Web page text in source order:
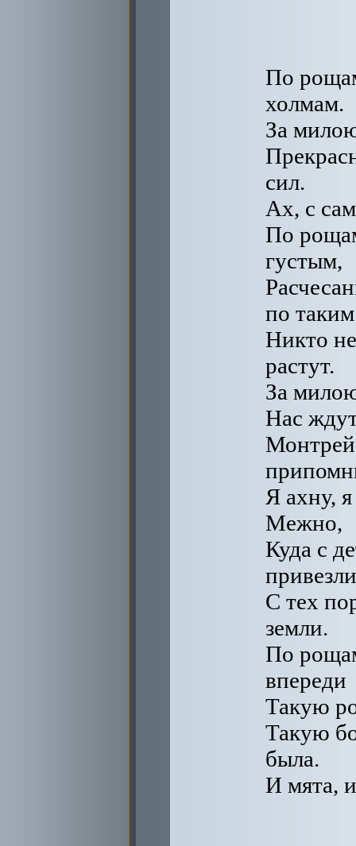
По
холмам.
За
сил.
Ах, с
По
густым,
по
Никто
растут.
За
Нас
Я ахну,
Межно,
Куда с
С тех
земли.
По
впереди
Такую
Такую
была.
И мята,